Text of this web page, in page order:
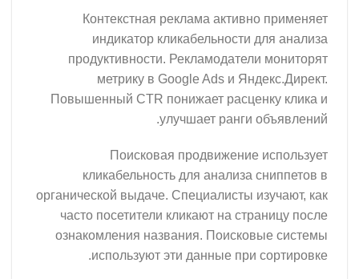
Контекстная реклама активно применяет
индикатор кликабельности для анализа
продуктивности. Рекламодатели мониторят
метрику в Google Ads и Яндекс.Директ.
Повышенный CTR понижает расценку клика и
улучшает ранги объявлений.
Поисковая продвижение использует
кликабельность для анализа сниппетов в
органической выдаче. Специалисты изучают, как
часто посетители кликают на страницу после
ознакомления названия. Поисковые системы
используют эти данные при сортировке.